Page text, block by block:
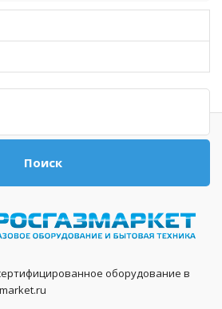
Поиск
оборудование в